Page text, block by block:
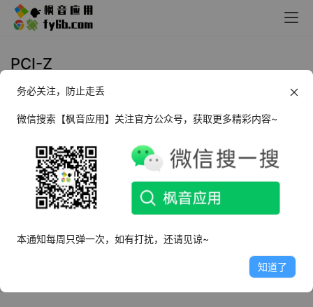
PCI-Z
_v1.0.45 绿色便携版
2024年8月30日
务必关注，防止走丢
微信搜索【枫音应用】关注官方公众号，获取更多精彩内容~
本通知每周只弹一次，如有打扰，还请见谅~
知道了